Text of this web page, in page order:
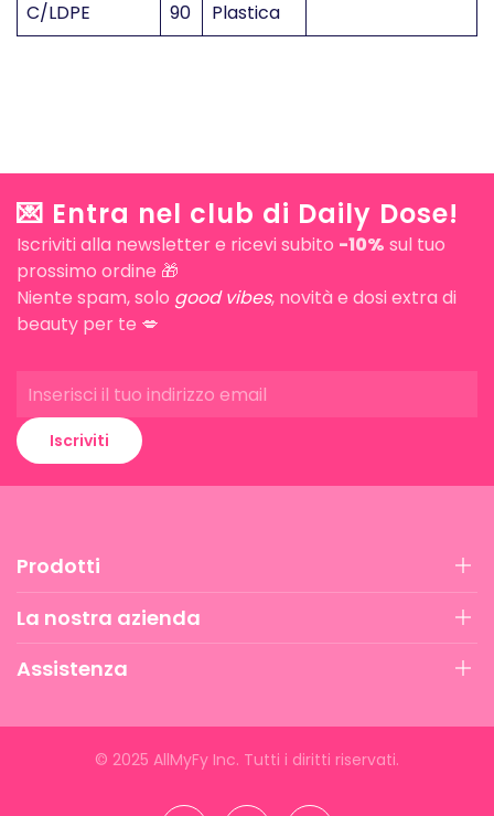
C/LDPE
90 Plastica
💌 Entra nel club di Daily Dose!
Iscriviti alla newsletter e ricevi subito -10% sul tuo
prossimo ordine 🎁
Niente spam, solo good vibes, novità e dosi extra di
beauty per te 💋
Iscriviti
Prodotti
La nostra azienda
Assistenza
© 2025 AllMyFy Inc. Tutti i diritti riservati.